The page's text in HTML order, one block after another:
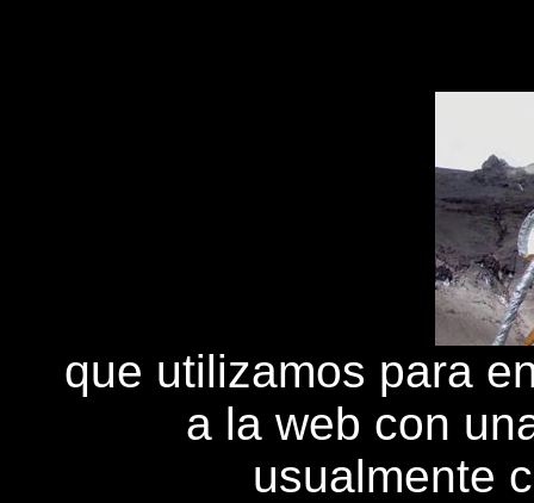
que utilizamos para
a la web con
usualmente